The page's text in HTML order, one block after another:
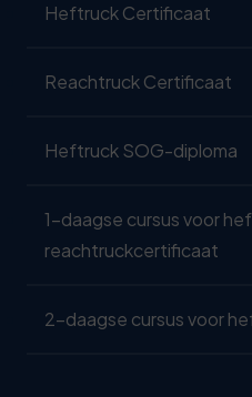
Heftruck Certificaat
Reachtruck Certificaat
Heftruck SOG-diploma
1-daagse cursus voor
reachtruckcertificaat
2-daagse cursus voor